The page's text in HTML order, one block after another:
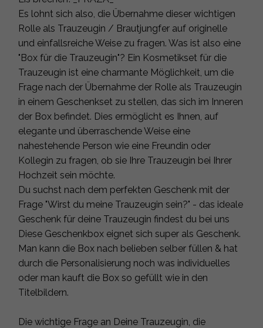
Es lohnt sich also, die Übernahme dieser wichtigen
Rolle als Trauzeugin / Brautjungfer auf originelle
und einfallsreiche Weise zu fragen. Was ist also eine
"Box für die Trauzeugin"? Ein Kosmetikset für die
Trauzeugin ist eine charmante Möglichkeit, um die
Frage nach der Übernahme der Rolle als Trauzeugin
in einem Geschenkset zu stellen, das sich im Inneren
der Box befindet. Dies ermöglicht es Ihnen, auf
elegante und überraschende Weise eine
nahestehende Person wie eine Freundin oder
Kollegin zu fragen, ob sie Ihre Trauzeugin bei Ihrer
Hochzeit sein möchte.
Du suchst nach dem perfekten Geschenk mit der
Frage "Wirst du meine Trauzeugin sein?" - das ideale
Geschenk für deine Trauzeugin findest du bei uns
Diese Geschenkbox eignet sich super als Geschenk.
Man kann die Box nach belieben selber füllen & hat
durch die Personalisierung noch was individuelles
oder man kauft die Box so gefüllt wie in den
Titelbildern.
Die wichtige Frage an Deine Trauzeugin, die